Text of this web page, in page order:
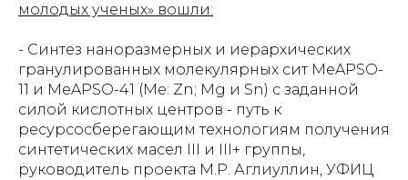
молодых ученых» вошли:
- Синтез наноразмерных и иерархических
гранулированных молекулярных сит MeAPSO-
11 и MeAPSO-41 (Me: Zn; Mg и Sn) с заданной
силой кислотных центров - путь к
ресурсосберегающим технологиям получения
синтетических масел III и III+ группы,
руководитель проекта М.Р. Аглиуллин, УФИЦ